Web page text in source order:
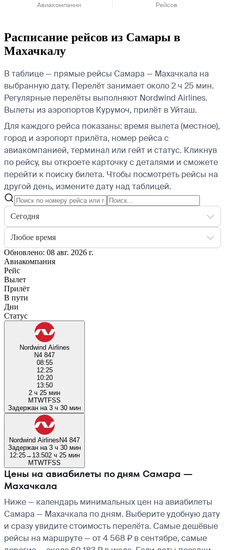
Авиакомпании Рейсов
Расписание рейсов из Самары в
Махачкалу
В таблице — прямые рейсы Самара — Махачкала на
выбранную дату. Перелёт занимает около 2 ч 25 мин.
Регулярные перелёты выполняют Nordwind Airlines.
Вылеты из аэропортов Курумоч, прилёт в Уйташ.
Для каждого рейса показаны: время вылета (местное),
город и аэропорт прилёта, номер рейса с
авиакомпанией, терминал или гейт и статус. Кликнув
по рейсу, вы откроете карточку с деталями и сможете
перейти к поиску билета. Чтобы посмотреть рейсы на
другой день, измените дату над таблицей.
Сегодня
Любое время
Обновлено: 08 авг. 2026 г.
Авиакомпания
Рейс
Вылет
Прилёт
В пути
Дни
Статус
Nordwind Airlines
N4 847
08:55
12:25
10:20
13:50
2 ч 25 мин
MTWTFSS
Задержан на 3 ч 30 мин
Nordwind AirlinesN4 847
Задержан на 3 ч 30 мин
12:25→ 13:502 ч 25 мин
MTWTFSS
Цены на авиабилеты по дням Самара —
Махачкала
Ниже — календарь минимальных цен на авиабилеты
Самара — Махачкала по дням. Выберите удобную дату
и сразу увидите стоимость перелёта. Самые дешёвые
рейсы на маршруте — от 4 568 ₽ в сентябре, самые